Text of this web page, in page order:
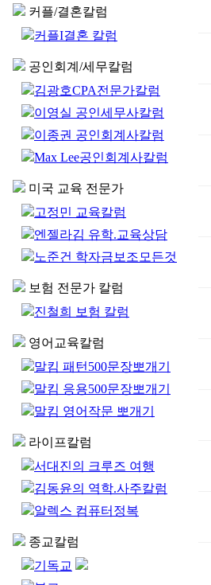
커플/결혼칼럼
커플I결혼 칼럼
공인회계/세무칼럼
김광호CPA전문가칼럼
이영실 공인세무사칼럼
이종권 공인회계사칼럼
Max Lee공인회계사칼럼
미국 교육 전문가
고정민 교육칼럼
엔젤라김 유학.교육상담
노준건 학자금보조모든것
보험 전문가 칼럼
진철희 보험 칼럼
영어교육칼럼
말킴 패턴500문장뽀개기
말킴 응용500문장뽀개기
말킴 영어작문 뽀개기
라이프칼럼
서대진의 크루즈 여행
김동윤의 역학.사주칼럼
알렉스 컴퓨터정복
종교칼럼
기독교